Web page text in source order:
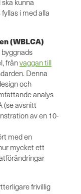
i med alla
(WBLCA)
frånvaggan till
Denna
och
analys
(se avsnitt
av en 10-
med en
mycket ett
frivillig